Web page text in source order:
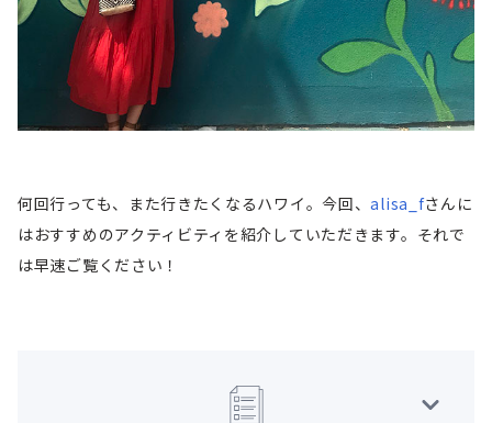
何回行っても、また行きたくなるハワイ。今回、alisa_fさんに
はおすすめのアクティビティを紹介していただきます。それで
は早速ご覧ください！